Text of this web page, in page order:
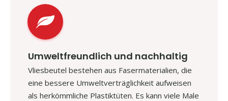
Umweltfreundlich und nachhaltig
Vliesbeutel bestehen aus Fasermaterialien, die
eine bessere Umweltverträglichkeit aufweisen
als herkömmliche Plastiktüten. Es kann viele Male